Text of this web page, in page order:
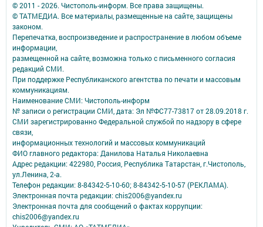
© 2011 - 2026. Чистополь-информ. Все права защищены.
© ТАТМЕДИА. Все материалы, размещенные на сайте, защищены
законом.
Перепечатка, воспроизведение и распространение в любом объеме
информации,
размещенной на сайте, возможна только с письменного согласия
редакций СМИ.
При поддержке Республиканского агентства по печати и массовым
коммуникациям.
Наименование СМИ: Чистополь-информ
№ записи о регистрации СМИ, дата: Эл №ФС77-73817 от 28.09.2018 г.
СМИ зарегистрированно Федеральной службой по надзору в сфере
связи,
информационных технологий и массовых коммуникаций
ФИО главного редактора: Данилова Наталья Николаевна
Адрес редакции: 422980, Россия, Республика Татарстан, г.Чистополь,
ул.Ленина, 2-а.
Телефон редакции: 8-84342-5-10-60; 8-84342-5-10-57 (РЕКЛАМА).
Электронная почта редакции: chis2006@yandex.ru
Электронная почта для сообщений о фактах коррупции:
chis2006@yandex.ru